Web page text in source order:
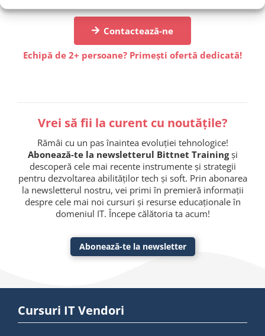
Contactează-ne
Echipă de 2+ persoane? Primești ofertă dedicată!
Vrei să fii la curent cu noutățile?
Rămâi cu un pas înaintea evoluției tehnologice!
Abonează-te la newsletterul Bittnet Trainingși
descoperă cele mai recente instrumente și strategii
pentru dezvoltarea abilităților tech și soft. Prin abonarea
la newsletterul nostru, vei primi în premieră informații
despre cele mai noi cursuri și resurse educaționale în
domeniul IT. Începe călătoria ta acum!
Abonează-te la newsletter
Cursuri IT Vendori